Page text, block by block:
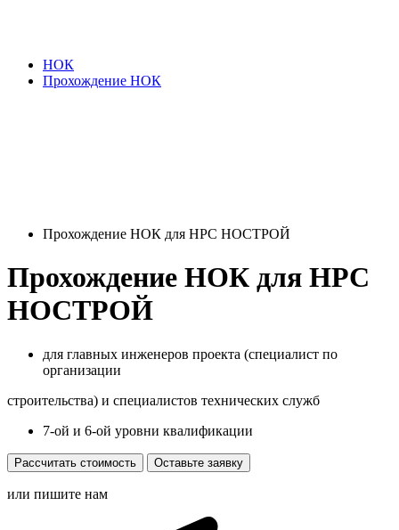
НОК
Прохождение НОК
Прохождение НОК для НРС НОСТРОЙ
Прохождение НОК для НРС
НОСТРОЙ
для главных инженеров проекта (специалист по
организации
строительства) и специалистов технических служб
7-ой и 6-ой уровни квалификации
Рассчитать стоимость Оставьте заявку
или пишите нам